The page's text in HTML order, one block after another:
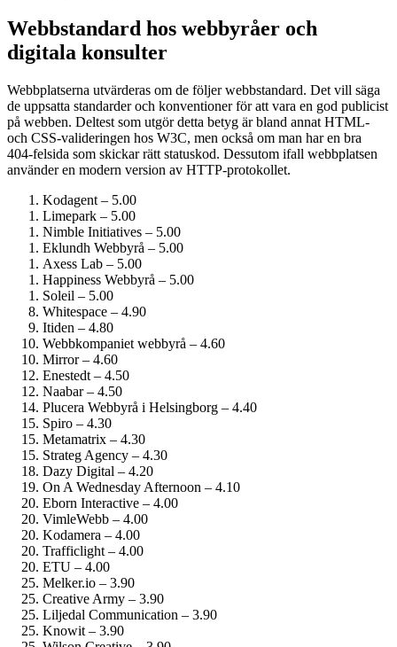
Webbstandard hos webbyråer och
digitala konsulter
Webbplatserna utvärderas om de följer webbstandard. Det vill säga
de uppsatta standarder och konventioner för att vara en god publicist
på webben. Deltest som utgör detta betyg är bland annat HTML-
och CSS-valideringen hos W3C, men också om man har en bra
404-felsida som skickar rätt statuskod. Dessutom ifall webbplatsen
använder en modern version av HTTP-protokollet.
Kodagent – 5.00
Limepark – 5.00
Nimble Initiatives – 5.00
Eklundh Webbyrå – 5.00
Axess Lab – 5.00
Happiness Webbyrå – 5.00
Soleil – 5.00
Whitespace – 4.90
Itiden – 4.80
Webbkompaniet webbyrå – 4.60
Mirror – 4.60
Enestedt – 4.50
Naabar – 4.50
Plucera Webbyrå i Helsingborg – 4.40
Spiro – 4.30
Metamatrix – 4.30
Strateg Agency – 4.30
Dazy Digital – 4.20
On A Wednesday Afternoon – 4.10
Eborn Interactive – 4.00
VimleWebb – 4.00
Kodamera – 4.00
Trafficlight – 4.00
ETU – 4.00
Melker.io – 3.90
Creative Army – 3.90
Liljedal Communication – 3.90
Knowit – 3.90